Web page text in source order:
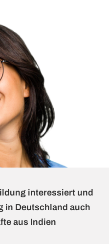
interessiert und
in Deutschland auch
aus Indien